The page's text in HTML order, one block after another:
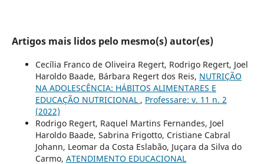
Artigos mais lidos pelo mesmo(s) autor(es)
Cecília Franco de Oliveira Regert, Rodrigo Regert, Joel
Haroldo Baade, Bárbara Regert dos Reis, NUTRIÇÃO
NA ADOLESCÊNCIA: HÁBITOS ALIMENTARES E
EDUCAÇÃO NUTRICIONAL , Professare: v. 11 n. 2
(2022)
Rodrigo Regert, Raquel Martins Fernandes, Joel
Haroldo Baade, Sabrina Frigotto, Cristiane Cabral
Johann, Leomar da Costa Eslabão, Juçara da Silva do
Carmo, ATENDIMENTO EDUCACIONAL